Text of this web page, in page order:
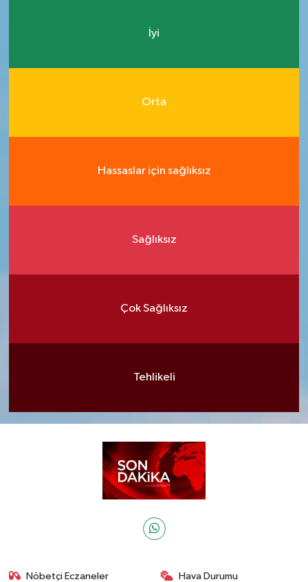
İyi
Orta
Hassaslar için sağlıksız
Sağlıksız
Çok Sağlıksız
Tehlikeli
Nöbetçi Eczaneler Hava Durumu